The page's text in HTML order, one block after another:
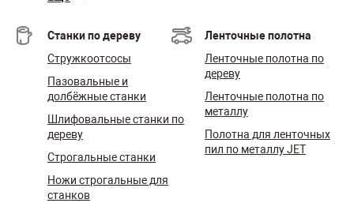
Станки по дереву
Стружкоотсосы
Пазовальные и
долбёжные станки
Шлифовальные станки по
дереву
Строгальные станки
Ножи строгальные для
станков
Ленточные полотна
Ленточные полотна по
дереву
Ленточные полотна по
металлу
Полотна для ленточных
пил по металлу JET